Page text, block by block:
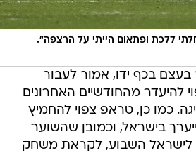
ללכת ופתאום הייתי על הרצפה".
בכף ידו, אמור לעבור
להיעדר מהחודשיים האחרונים
כמו כן, טראפ צפוי להחמיץ
בישראל, וכמובן שהשוער
לישראל השבוע, לקראת משחק